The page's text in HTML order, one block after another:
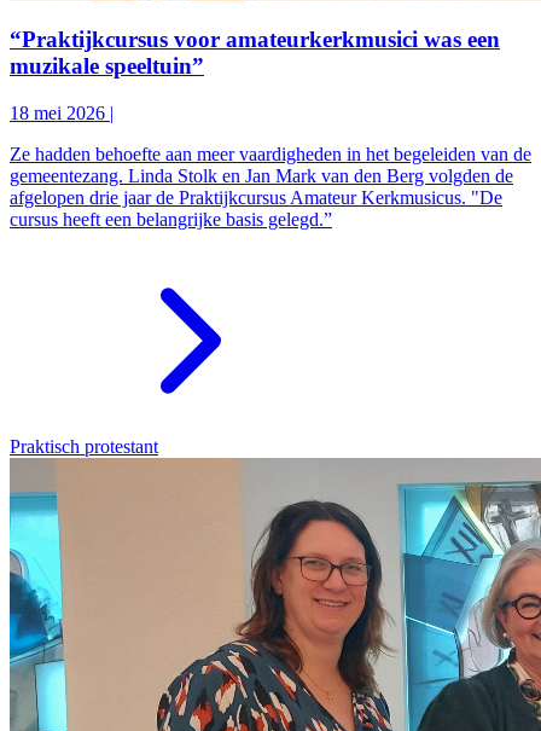
“Praktijkcursus voor amateurkerkmusici was een
muzikale speeltuin”
18 mei 2026 |
Ze hadden behoefte aan meer vaardigheden in het begeleiden van de
gemeentezang. Linda Stolk en Jan Mark van den Berg volgden de
afgelopen drie jaar de Praktijkcursus Amateur Kerkmusicus. "De
cursus heeft een belangrijke basis gelegd.”
Praktisch protestant